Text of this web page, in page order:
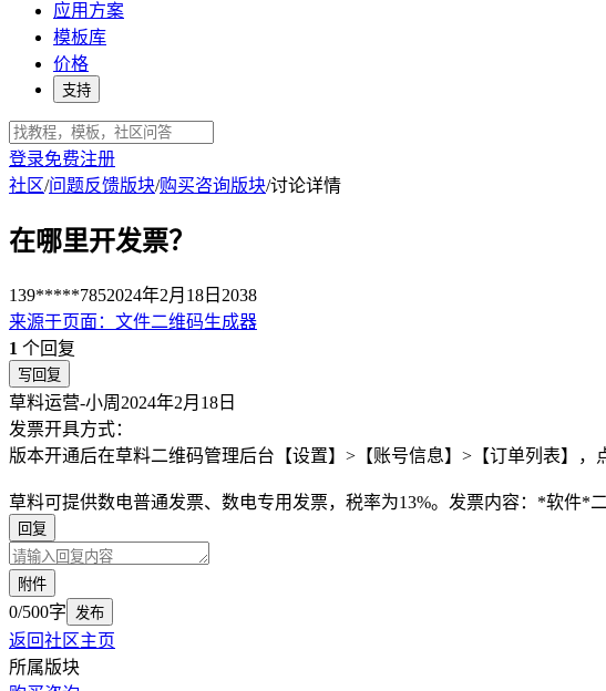
应用方案
模板库
价格
支持
登录免费注册
社区/问题反馈版块/购买咨询版块/讨论详情
在哪里开发票？
139*****7852024年2月18日 2038
来源于页面 ： 文件二维码生成器
1 个回复
写回复
草料运营-小周 2024年2月18日
发票开具方式：
版本开通后在草料二维码管理后台【设置】>【账号信息】>【订单列表】，
草料可提供数电普通发票、数电专用发票，税率为13%。发票内容：*软件*
回复
附件
0/500字 发布
返回社区主页
所属版块